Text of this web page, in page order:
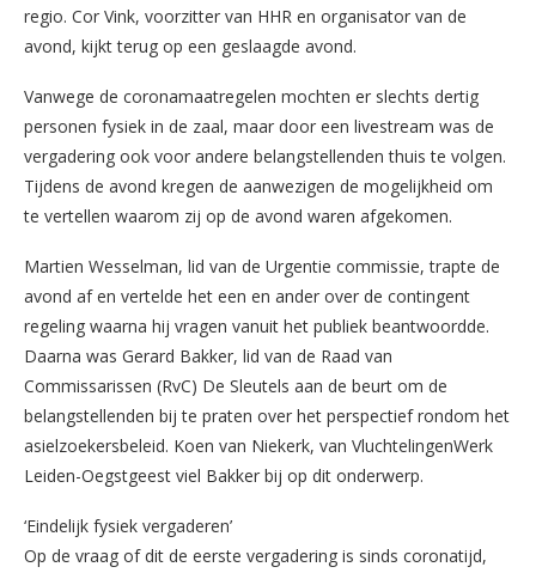
regio. Cor Vink, voorzitter van HHR en organisator van de
avond, kijkt terug op een geslaagde avond.
Vanwege de coronamaatregelen mochten er slechts dertig
personen fysiek in de zaal, maar door een livestream was de
vergadering ook voor andere belangstellenden thuis te volgen.
Tijdens de avond kregen de aanwezigen de mogelijkheid om
te vertellen waarom zij op de avond waren afgekomen.
Martien Wesselman, lid van de Urgentie commissie, trapte de
avond af en vertelde het een en ander over de contingent
regeling waarna hij vragen vanuit het publiek beantwoordde.
Daarna was Gerard Bakker, lid van de Raad van
Commissarissen (RvC) De Sleutels aan de beurt om de
belangstellenden bij te praten over het perspectief rondom het
asielzoekersbeleid. Koen van Niekerk, van VluchtelingenWerk
Leiden-Oegstgeest viel Bakker bij op dit onderwerp.
‘Eindelijk fysiek vergaderen’
Op de vraag of dit de eerste vergadering is sinds coronatijd,